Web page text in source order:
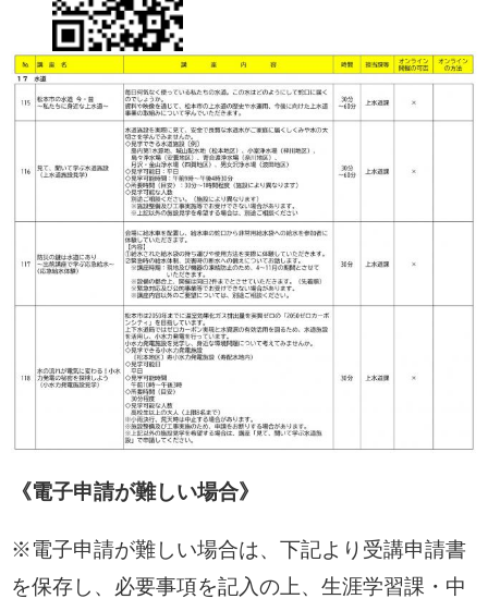
《電子申請が難しい場合》
※電子申請が難しい場合は、下記より受講申請書
を保存し、必要事項を記入の上、生涯学習課・中